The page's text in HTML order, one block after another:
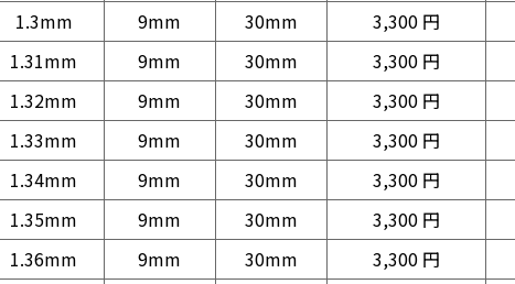
1.3mm 9mm 30mm 3,300 円
1.31mm 9mm 30mm 3,300 円
1.32mm 9mm 30mm 3,300 円
1.33mm 9mm 30mm 3,300 円
1.34mm 9mm 30mm 3,300 円
1.35mm 9mm 30mm 3,300 円
1.36mm 9mm 30mm 3,300 円